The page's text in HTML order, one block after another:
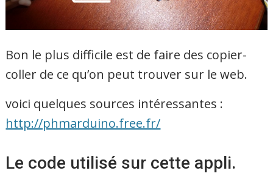
Bon le plus difficile est de faire des copier-
coller de ce qu’on peut trouver sur le web.
voici quelques sources intéressantes :
http://phmarduino.free.fr/
Le code utilisé sur cette appli.